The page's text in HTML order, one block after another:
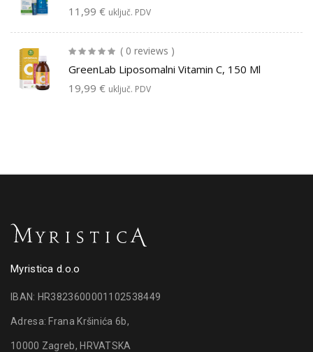
11,99 € uključ. PDV
( 0 reviews )
GreenLab Liposomalni Vitamin C, 150 Ml
19,99 € uključ. PDV
Myristica d.o.o
IBAN: HR3823600001102538449
Adresa: Frana Kršinića 6b,
10000 Zagreb, HRVATSKA